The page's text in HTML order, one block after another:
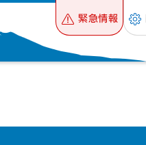
緊急情報